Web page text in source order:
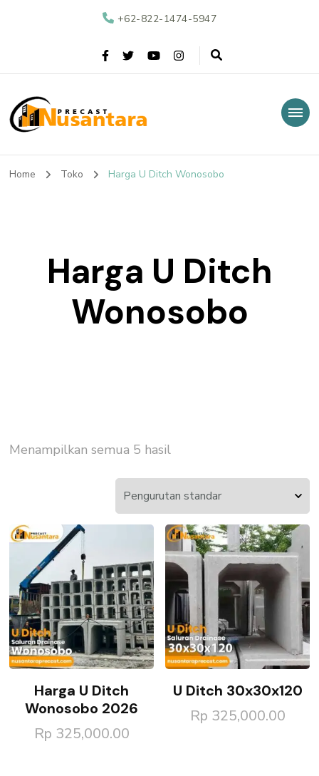
+62-822-1474-5947
Nusantara Precast
Home Toko Harga U Ditch Wonosobo
Harga U Ditch
Wonosobo
Menampilkan semua 5 hasil
Harga U Ditch
Wonosobo 2026
Rp 325,000.00
U Ditch 30x30x120
Rp 325,000.00